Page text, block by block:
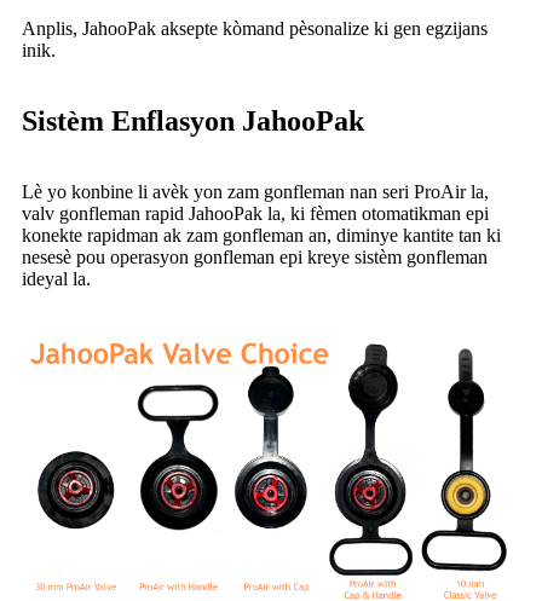
Anplis, JahooPak aksepte kòmand pèsonalize ki gen egzijans
inik.
Sistèm Enflasyon JahooPak
Lè yo konbine li avèk yon zam gonfleman nan seri ProAir la,
valv gonfleman rapid JahooPak la, ki fèmen otomatikman epi
konekte rapidman ak zam gonfleman an, diminye kantite tan ki
nesesè pou operasyon gonfleman epi kreye sistèm gonfleman
ideyal la.